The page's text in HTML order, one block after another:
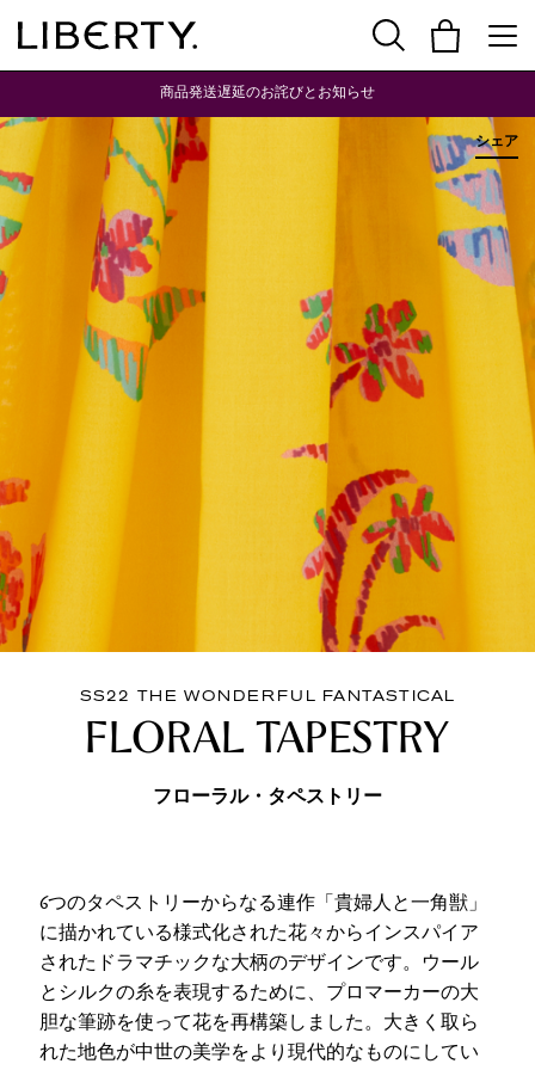
商品発送遅延のお詫びとお知らせ
シェア
SS22 THE WONDERFUL FANTASTICAL
FLORAL TAPESTRY
フローラル・タペストリー
6つのタペストリーからなる連作「貴婦人と一角獣」
に描かれている様式化された花々からインスパイア
されたドラマチックな大柄のデザインです。ウール
とシルクの糸を表現するために、プロマーカーの大
胆な筆跡を使って花を再構築しました。大きく取ら
れた地色が中世の美学をより現代的なものにしてい